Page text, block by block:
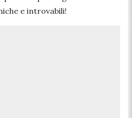
e introvabili!